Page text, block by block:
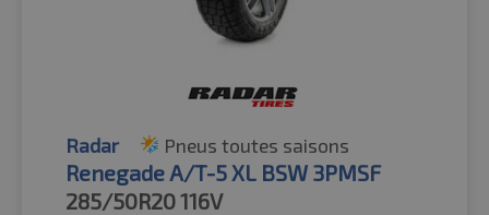
Radar Pneus toutes saisons
Renegade A/T-5 XL BSW 3PMSF
285/50R20116V